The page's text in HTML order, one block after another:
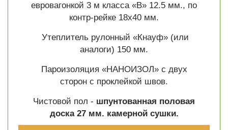
евровагонкой 3 м класса «В» 12.5 мм., по
контр-рейке 18х40 мм.
Утеплитель рулонный «Кнауф» (или
аналоги) 150 мм.
Пароизоляция «НАНОИЗОЛ» с двух
сторон с проклейкой швов.
Чистовой пол - шпунтованная половая
доска 27 мм. камерной сушки.